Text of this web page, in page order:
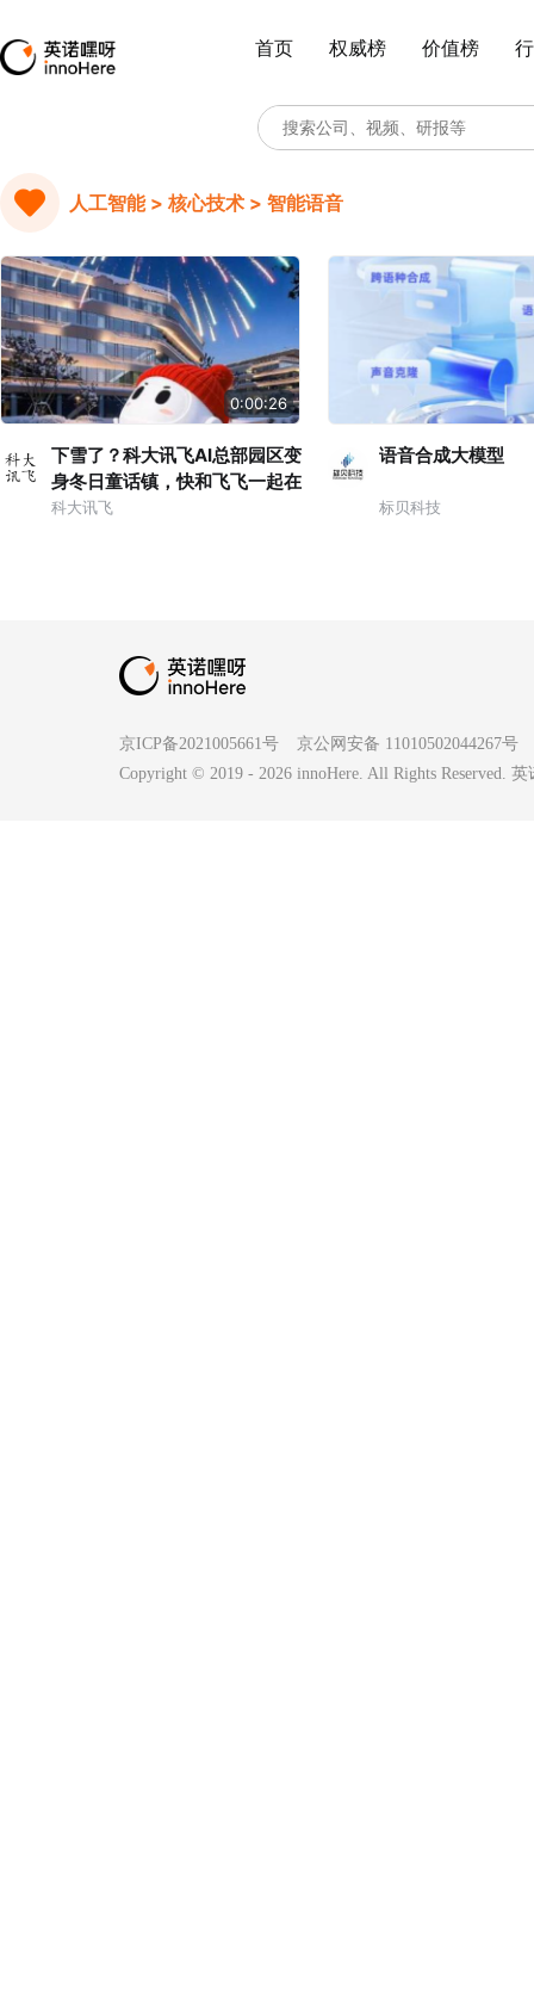
首页 权威榜 价值榜
人工智能 > 核心技术 > 智能语音
0:00:26
下雪了？科大讯飞AI总部园区变
身冬日童话镇，快和飞飞一起在
雪地撒欢，这个冬天，讯飞星火
科大讯飞
语音合成大模型
标贝科技
京ICP备2021005661号
京公网安备 11010502044267号
Copyright © 2019 - 2026 innoHere. All Rights Reserved.